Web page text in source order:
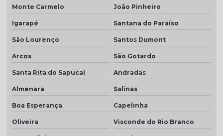
Monte Carmelo João Pinheiro
Igarapé Santana do Paraíso
São Lourenço Santos Dumont
Arcos São Gotardo
Santa Rita do Sapucaí Andradas
Almenara Salinas
Boa Esperança Capelinha
Oliveira Visconde do Rio Branco